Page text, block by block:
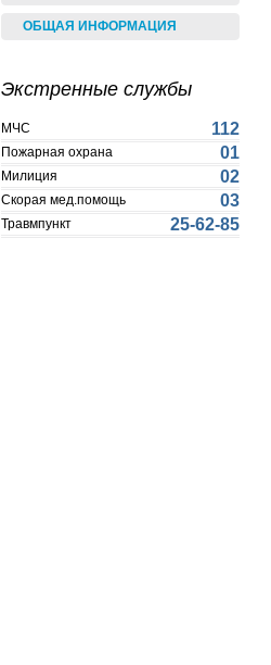
ОБЩАЯ ИНФОРМАЦИЯ
Экстренные службы
МЧС 112
Пожарная охрана 01
Милиция 02
Скорая мед.помощь 03
Травмпункт 25-62-85